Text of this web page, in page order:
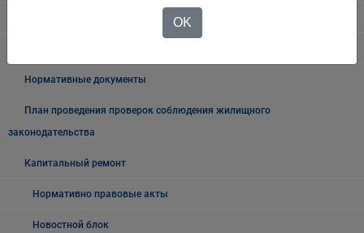
Нормативные документы
План проведения проверок соблюдения жилищного
законодательства
Капитальный ремонт
Нормативно правовые акты
Новостной блок
OK